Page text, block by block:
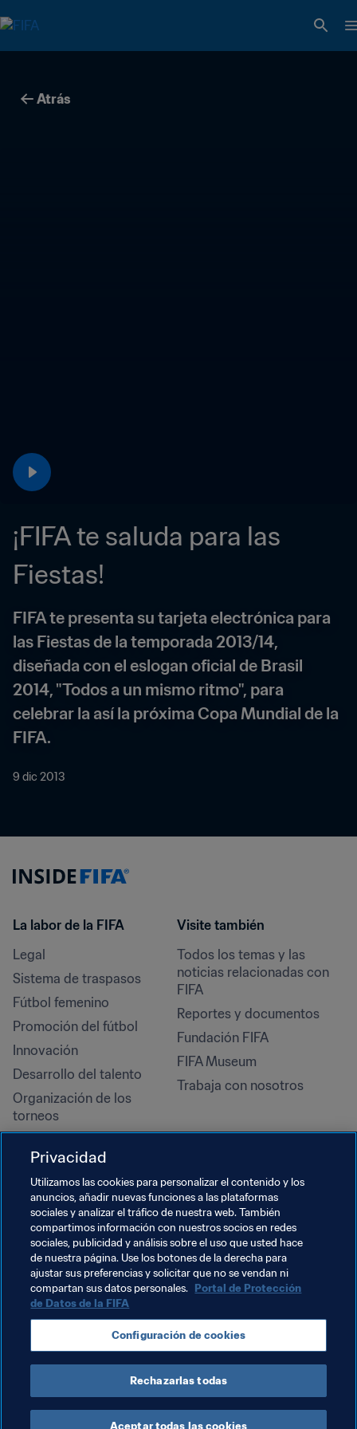
Atrás
¡FIFA te saluda para las
Fiestas!
FIFA te presenta su tarjeta electrónica para
las Fiestas de la temporada 2013/14,
diseñada con el eslogan oficial de Brasil
2014, "Todos a un mismo ritmo", para
celebrar la así la próxima Copa Mundial de la
FIFA.
9 dic 2013
La labor de la FIFA
Legal
Sistema de traspasos
Fútbol femenino
Promoción del fútbol
Innovación
Desarrollo del talento
Organización de los
torneos
Derechos humanos y lucha
contra la discriminación
Salud y atención médica
Iniciativas educativas
Visite también
Todos los temas y las
noticias relacionadas con
FIFA
Reportes y documentos
Fundación FIFA
FIFA Museum
Trabaja con nosotros
TÉRMINOS DE SERVICIO
PORTAL DE PROTECCIÓN DE DATOS DE LA FIFA
DESCÁRGALO
CONFIGURACIÓN DE COOKIES
Copyright © 1994 - 2025 FIFA. Reservados todos los derechos.
Privacidad
Utilizamos las cookies para personalizar el contenido y los
anuncios, añadir nuevas funciones a las plataformas
sociales y analizar el tráfico de nuestra web. También
compartimos información con nuestros socios en redes
sociales, publicidad y análisis sobre el uso que usted hace
de nuestra página. Use los botones de la derecha para
ajustar sus preferencias y solicitar que no se vendan ni
compartan sus datos personales. Portal de Protección
de Datos de la FIFA
Configuración de cookies
Rechazarlas todas
Aceptar todas las cookies